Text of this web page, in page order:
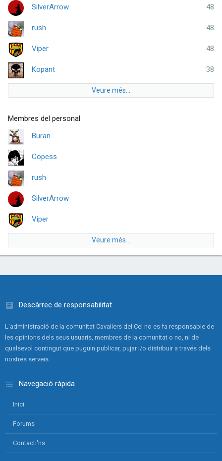
48
SilverArrow
48
rush
48
Viper
38
Kopant
Veure més...
Membres del personal
Buran
Copess
rush
SilverArrow
Viper
Veure més...
Descàrrec de responsabilitat
L'administració de la comunitat Cavallers del Cel no es fa responsable de
les opinions dels seus usuaris, membres de la comunitat o no, ni de
qualsevol contingut que puguin publicar, pujar i/o distribuir a través dels
nostres serveis.
Navegació ràpida
Inici
Forums
Contacti'ns